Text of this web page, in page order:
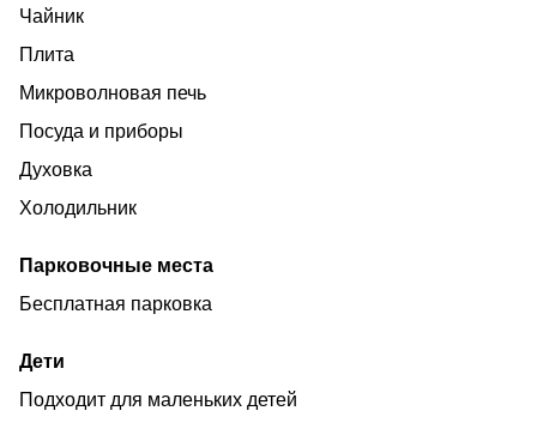
Чайник
Плита
Микроволновая печь
Посуда и приборы
Духовка
Холодильник
Парковочные места
Бесплатная парковка
Дети
Подходит для маленьких детей